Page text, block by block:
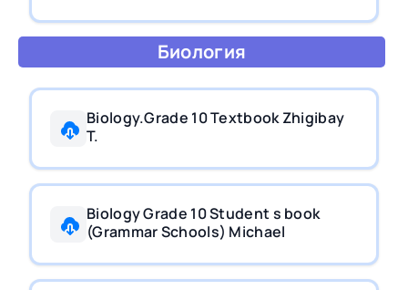
Биология
Biology.Grade 10 Textbook Zhigibay
T.
Biology Grade 10 Student s book
(Grammar Schools) Michael